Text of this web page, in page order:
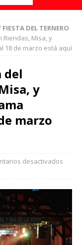
FIESTA DEL TERNERO
Riendas, Misa, y
18 de marzo está aquí
del
y
marzo
desactivados